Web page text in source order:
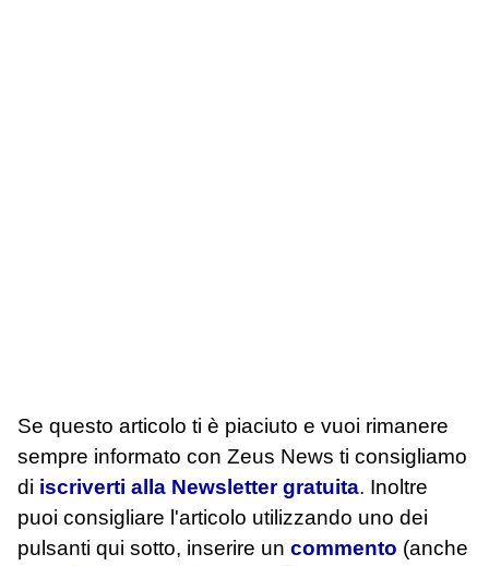
Se questo articolo ti è piaciuto e vuoi rimanere
sempre informato con Zeus News ti consigliamo
di iscriverti alla Newsletter gratuita. Inoltre
puoi consigliare l'articolo utilizzando uno dei
pulsanti qui sotto, inserire un commento (anche